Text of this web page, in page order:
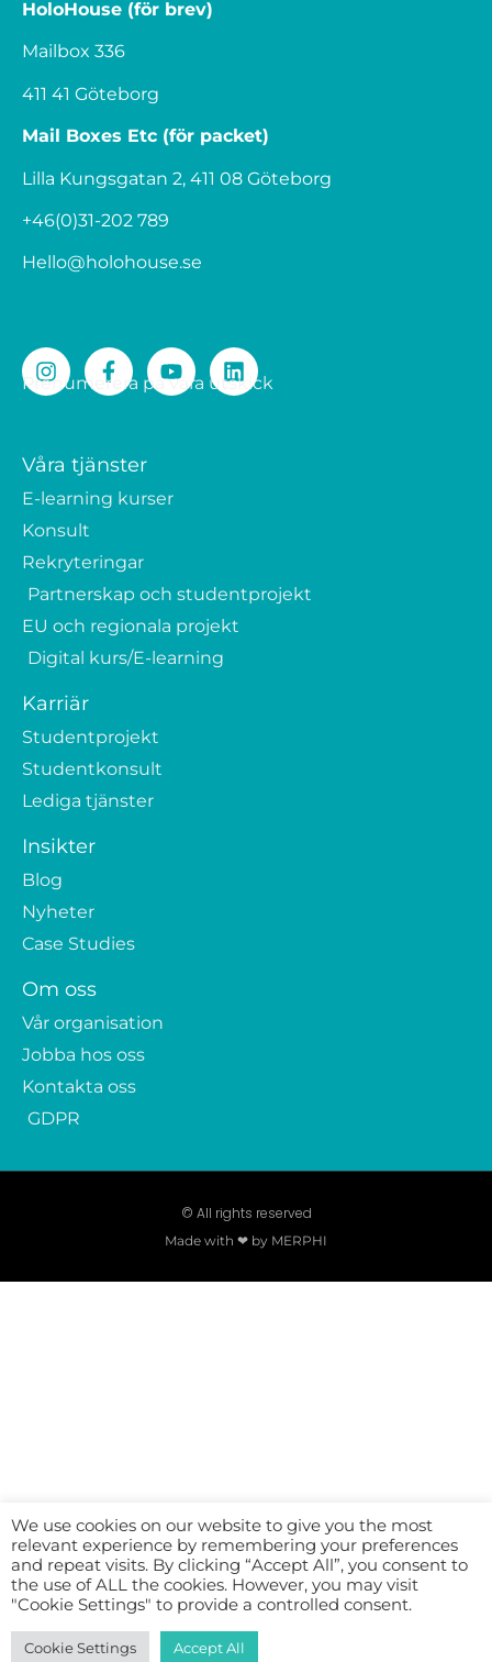
HoloHouse (för brev)
Mailbox 336
411 41 Göteborg
Mail Boxes Etc (för packet)
Lilla Kungsgatan 2, 411 08 Göteborg
+46(0)31-202 789
Hello@holohouse.se
Prenumerera på våra utskick
Våra tjänster
E-learning kurser
Konsult
Rekryteringar
Partnerskap och studentprojekt
EU och regionala projekt
Digital kurs/E-learning
Karriär
Studentprojekt
Studentkonsult
Lediga tjänster
Insikter
Blog
Nyheter
Case Studies
Om oss
Vår organisation
Jobba hos oss
Kontakta oss
GDPR
© All rights reserved
Made with ❤ by MERPHI
We use cookies on our website to give you the most
relevant experience by remembering your preferences
and repeat visits. By clicking “Accept All”, you consent to
the use of ALL the cookies. However, you may visit
"Cookie Settings" to provide a controlled consent.
Cookie Settings Accept All